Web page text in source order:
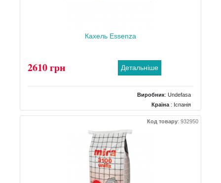
Кахель Essenza
2610 грн Детальніше
Виробник: Undefasa
Країна : Іспанія
Поверхня: Матова
Колір: Білий
Код товару: 932950